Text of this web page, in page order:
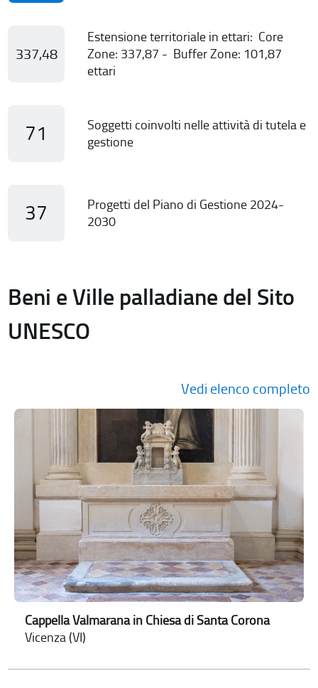
337,48
Estensione territoriale in ettari: Core
Zone: 337,87 - Buffer Zone: 101,87
ettari
71
Soggetti coinvolti nelle attività di tutela e
gestione
37
Progetti del Piano di Gestione 2024-
2030
Beni e Ville palladiane del Sito
UNESCO
Vedi elenco completo
Cappella Valmarana in Chiesa di Santa Corona
Vicenza (VI)